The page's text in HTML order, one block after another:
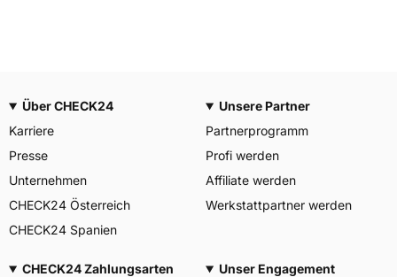
Über CHECK24
Karriere
Presse
Unternehmen
CHECK24 Österreich
CHECK24 Spanien
Unsere Partner
Partnerprogramm
Profi werden
Affiliate werden
Werkstattpartner werden
CHECK24 Zahlungsarten
Unser Engagement